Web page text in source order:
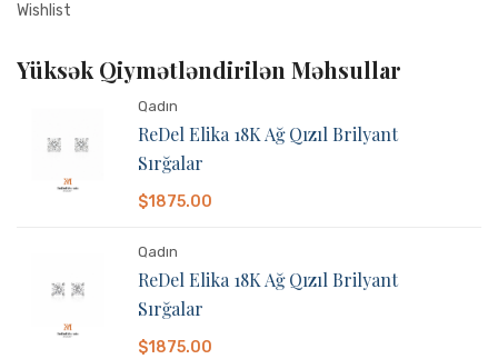
Wishlist
Yüksək Qiymətləndirilən Məhsullar
Qadın
ReDel Elika 18K Ağ Qızıl Brilyant
Sırğalar
$1875.00
Qadın
ReDel Elika 18K Ağ Qızıl Brilyant
Sırğalar
$1875.00